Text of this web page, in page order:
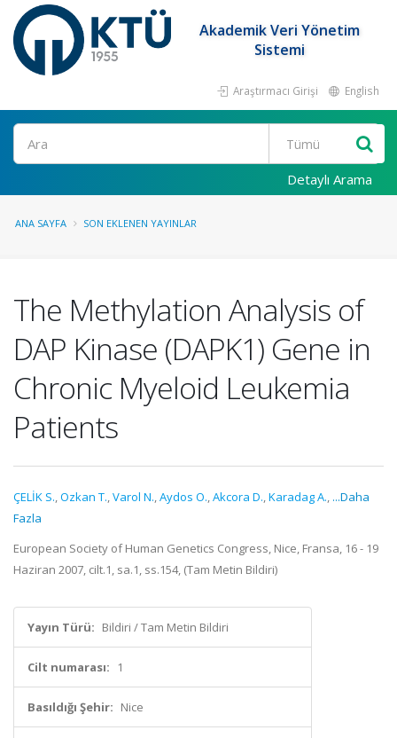
Akademik Veri Yönetim
Sistemi
Araştırmacı Girişi English
Ara
Detaylı Arama
ANA SAYFA SON EKLENEN YAYINLAR
The Methylation Analysis of
DAP Kinase (DAPK1) Gene in
Chronic Myeloid Leukemia
Patients
ÇELİK S.,Ozkan T.,Varol N.,Aydos O.,Akcora D.,Karadag A., ...Daha
Fazla
European Society of Human Genetics Congress, Nice, Fransa, 16 - 19
Haziran 2007, cilt.1, sa.1, ss.154, (Tam Metin Bildiri)
Yayın Türü: Bildiri / Tam Metin Bildiri
Cilt numarası: 1
Basıldığı Şehir: Nice